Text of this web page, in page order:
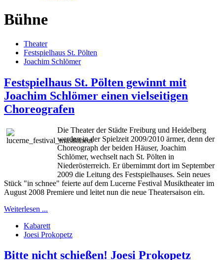
Bühne
Theater
Festspielhaus St. Pölten
Joachim Schlömer
Festspielhaus St. Pölten gewinnt mit
Joachim Schlömer einen vielseitigen
Choreografen
Die Theater der Städte Freiburg und Heidelberg
werden in der Spielzeit 2009/2010 ärmer, denn der
Choreograph der beiden Häuser, Joachim
Schlömer, wechselt nach St. Pölten in
Niederösterreich. Er übernimmt dort im September
2009 die Leitung des Festspielhauses. Sein neues
Stück "in schnee" feierte auf dem Lucerne Festival Musiktheater im
August 2008 Premiere und leitet nun die neue Theatersaison ein.
Weiterlesen ...
Kabarett
Joesi Prokopetz
Bitte nicht schießen! Joesi Prokopetz